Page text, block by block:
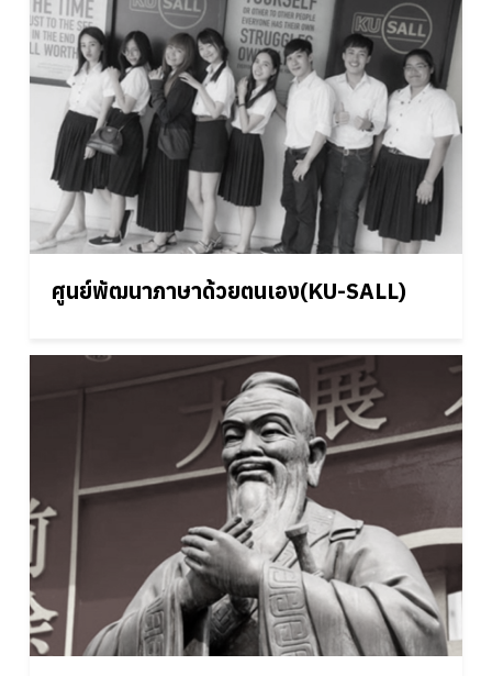
ศูนย์พัฒนาภาษาด้วยตนเอง(KU-SALL)